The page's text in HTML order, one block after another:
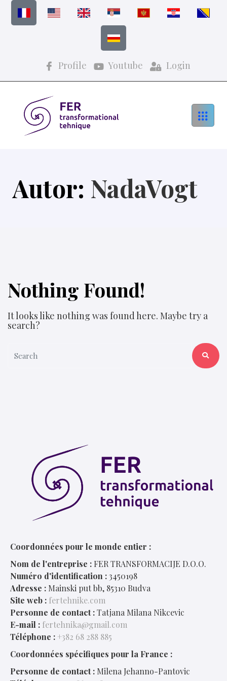
Profile Youtube Login
Autor: NadaVogt
Nothing Found!
It looks like nothing was found here. Maybe try a
search?
Coordonnées pour le monde entier :
Nom de l'entreprise : FER TRANSFORMACIJE D.O.O.
Numéro d'identification :3450198
Adresse : Mainski put bb, 85310 Budva
Site web : fertehnike.com
Personne de contact :Tatjana Milana Nikcevic
E-mail : fertehnika@gmail.com
Téléphone :+382 68 288 885
Coordonnées spécifiques pour la France :
Personne de contact : Milena Jehanno-Pantovic